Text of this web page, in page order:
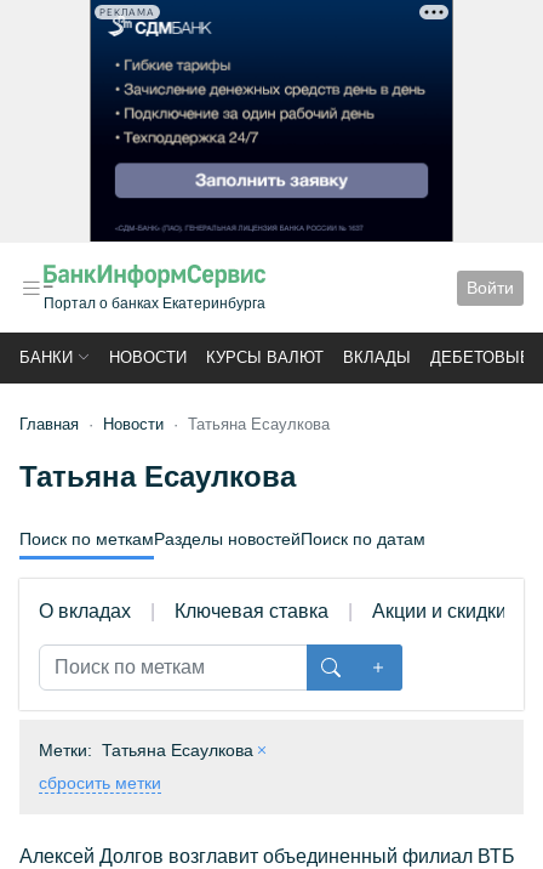
РЕКЛАМА
Портал о банках Екатеринбурга
Войти
БАНКИ НОВОСТИ КУРСЫ ВАЛЮТ ВКЛАДЫ ДЕБЕТОВЫЕ
Главная Новости Татьяна Есаулкова
Татьяна Есаулкова
Поиск по меткамРазделы новостейПоиск по датам
О вкладах Ключевая ставка Акции и скидки
Метки: Татьяна Есаулкова
сбросить метки
Алексей Долгов возглавит объединенный филиал ВТБ